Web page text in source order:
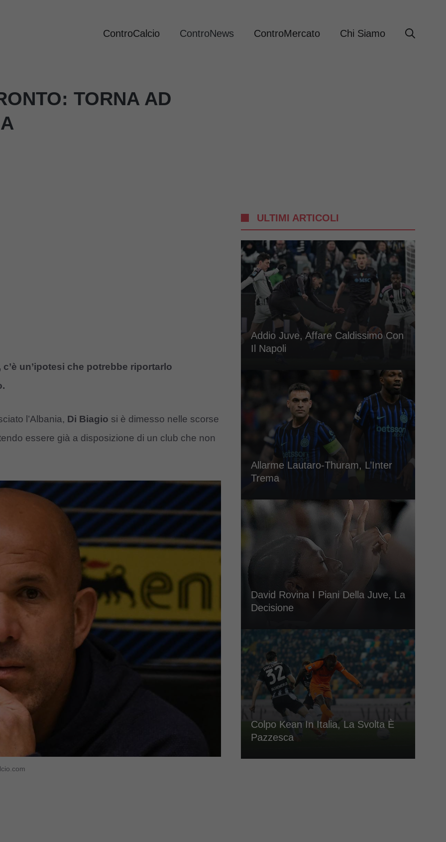
ControCalcio ControNews ControMercato Chi Siamo
TORNA AD
un’ipotesi che potrebbe riportarlo
l’Albania, Di Biagio si è dimesso nelle scorse
essere già a disposizione di un club che non
ULTIMI ARTICOLI
Addio Juve, Affare Caldissimo Con
Il Napoli
Allarme Lautaro-Thuram, L’Inter
Trema
David Rovina I Piani Della Juve, La
Decisione
Colpo Kean In Italia, La Svolta È
Pazzesca